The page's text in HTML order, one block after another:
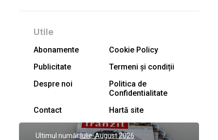
Utile
Abonamente
Cookie Policy
Publicitate
Termeni și condiții
Despre noi
Politica de
Confidentialitate
Contact
Hartă site
Ultimul număr:Iulie-August 2026